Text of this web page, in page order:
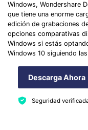
Windows, Wondershare
que tiene una enorme
edición de grabaciones
opciones comparativas
Windows si estás
Windows 10 siguiendo
Descarga Ahora
Seguridad